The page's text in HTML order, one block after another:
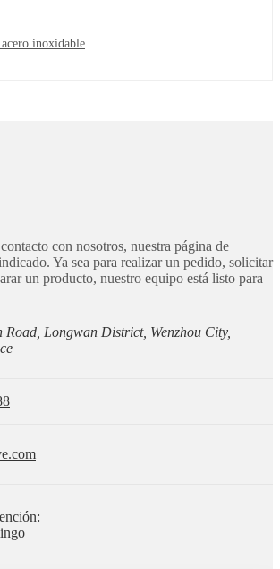
inoxidable
con nosotros, nuestra página de
Ya sea para realizar un pedido, solicitar
un producto, nuestro equipo está listo para
Road, Longwan District, Wenzhou City,